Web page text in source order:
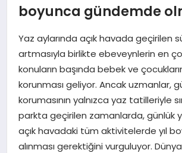
EĞITIM
SAĞLIK
DÜNYA
TEKNOLOJI
SIYASET
boyunca gündemde
Yaz aylarında açık havada geçirilen
artmasıyla birlikte ebeveynlerin en
konuların başında bebek ve
korunması geliyor. Ancak uzmanlar,
korumasının yalnızca yaz tatilleriyle
parkta geçirilen zamanlarda, günlük
açık havadaki tüm aktivitelerde yıl
alınması gerektiğini vurguluyor.